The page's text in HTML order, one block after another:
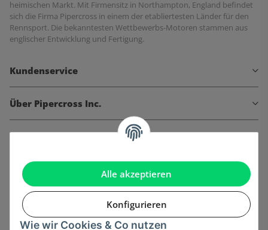
Alle akzeptieren
Konfigurieren
Wie wir Cookies & Co nutzen
heimischen Markt. Mit Firmensitz in Northampton, England befindet
sich die Firma Pipercross in einem der etabliertesten Länder für den
Rennsport. Die bekanntesten Wettbewerbs-Motoren stammen aus
englischer Entwicklung und Fertigung.
Kundenservice
Über Pipercross Inc.
Informationen
Gesetzliche Informationen